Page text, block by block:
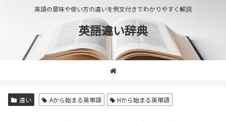
英語の意味や使い方の違いを例文付きでわかりやすく解説
英語違い辞典
違い Aから始まる英単語 Hから始まる英単語